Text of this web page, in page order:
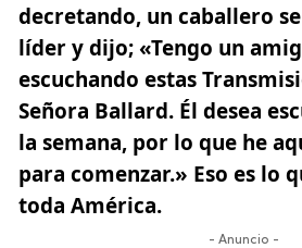
decretando, un caballero
líder y dijo; «Tengo un
escuchando estas
Señora Ballard. Él desea
la semana, por lo que he
para comenzar.» Eso es lo
toda América.
- Anuncio -